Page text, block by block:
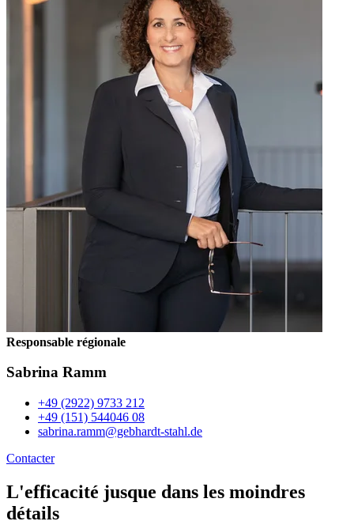
Responsable régionale
Sabrina Ramm
+49 (2922) 9733 212
+49 (151) 544046 08
sabrina.ramm@gebhardt-stahl.de
Contacter
L'efficacité jusque dans les moindres
détails